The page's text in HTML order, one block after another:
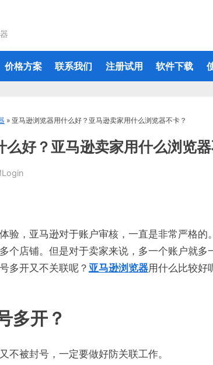
价格方案 联系我们 注册试用 软件下载
» 亚马逊浏览器用什么好？亚马逊卖家用什么浏览器不卡？
么好？亚马逊卖家用什么浏览器
验，亚马逊对于账户审核，一直是非常严格的
个店铺。但是对于卖家来说，多一个账户就多
多开又不关联呢？ 亚马逊浏览器用什么比较好
多开？
不被封号，一定要做好防关联工作。